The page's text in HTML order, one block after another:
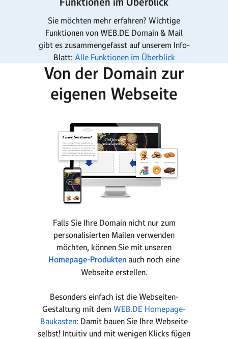
Sie möchten mehr erfahren? Wichtige
Funktionen von WEB.DE Domain & Mail
gibt es zusammengefasst auf unserem Info-
Blatt: Alle Funktionen im Überblick
Von der Domain zur
eigenen Webseite
Falls Sie Ihre Domain nicht nur zum
personalisierten Mailen verwenden
möchten, können Sie mit unseren
Homepage-Produkten auch noch eine
Webseite erstellen.
Besonders einfach ist die Webseiten-
Gestaltung mit dem WEB.DE Homepage-
Baukasten: Damit bauen Sie Ihre Webseite
selbst! Intuitiv und mit wenigen Klicks fügen